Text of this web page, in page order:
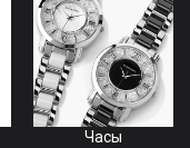
Часы